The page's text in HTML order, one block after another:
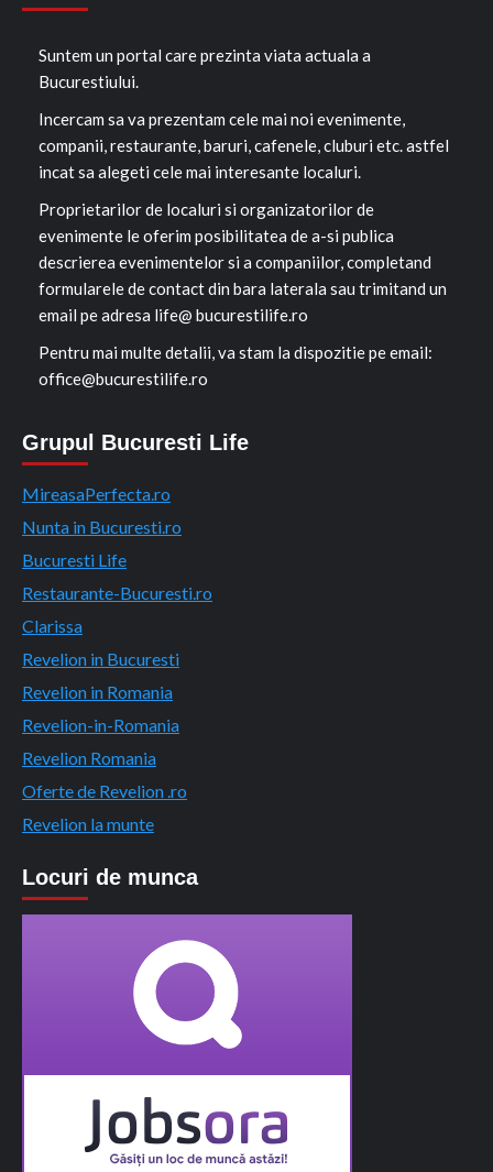
Suntem un portal care prezinta viata actuala a
Bucurestiului.
Incercam sa va prezentam cele mai noi evenimente,
companii, restaurante, baruri, cafenele, cluburi etc. astfel
incat sa alegeti cele mai interesante localuri.
Proprietarilor de localuri si organizatorilor de
evenimente le oferim posibilitatea de a-si publica
descrierea evenimentelor si a companiilor, completand
formularele de contact din bara laterala sau trimitand un
email pe adresa life@ bucurestilife.ro
Pentru mai multe detalii, va stam la dispozitie pe email:
office@bucurestilife.ro
Grupul Bucuresti Life
MireasaPerfecta.ro
Nunta in Bucuresti.ro
Bucuresti Life
Restaurante-Bucuresti.ro
Clarissa
Revelion in Bucuresti
Revelion in Romania
Revelion-in-Romania
Revelion Romania
Oferte de Revelion .ro
Revelion la munte
Locuri de munca